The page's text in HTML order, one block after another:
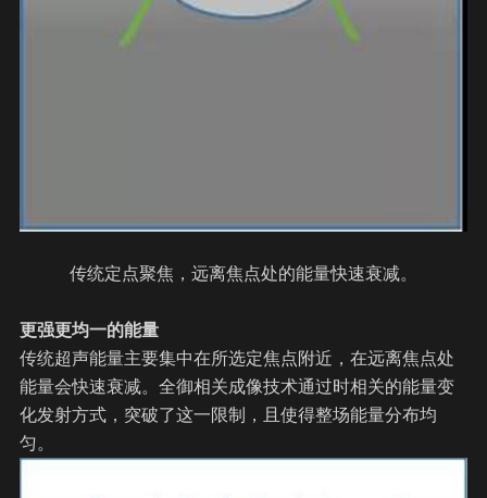
传统定点聚焦，远离焦点处的能量快速衰减。
更强更均一的能量
传统超声能量主要集中在所选定焦点附近，在远离焦点处
能量会快速衰减。全御相关成像技术通过时相关的能量变
化发射方式，突破了这一限制，且使得整场能量分布均
匀。